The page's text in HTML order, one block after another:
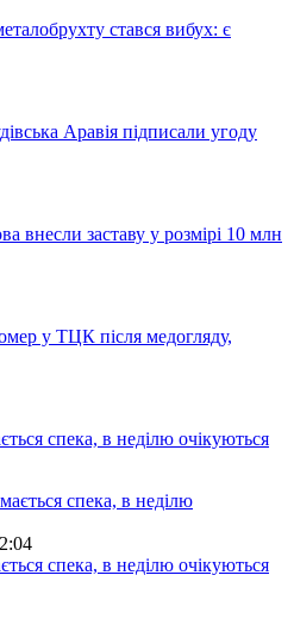
стався вибух: є
Аравія підписали угоду
внесли заставу у розмірі 10 млн
у ТЦК після медогляду,
спека, в неділю очікуються
спека, в неділю очікуються